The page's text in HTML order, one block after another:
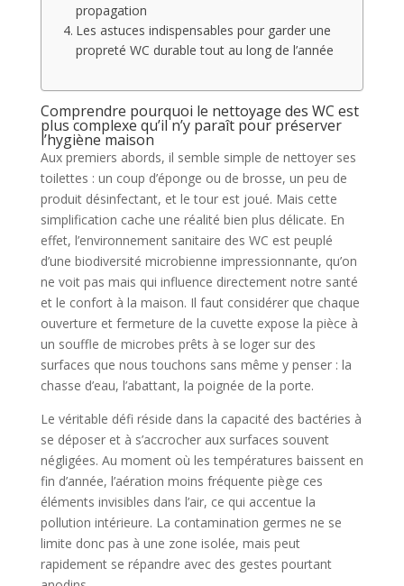
propagation
Les astuces indispensables pour garder une
propreté WC durable tout au long de l’année
Comprendre pourquoi le nettoyage des WC est
plus complexe qu’il n’y paraît pour préserver
l’hygiène maison
Aux premiers abords, il semble simple de nettoyer ses
toilettes : un coup d’éponge ou de brosse, un peu de
produit désinfectant, et le tour est joué. Mais cette
simplification cache une réalité bien plus délicate. En
effet, l’environnement sanitaire des WC est peuplé
d’une biodiversité microbienne impressionnante, qu’on
ne voit pas mais qui influence directement notre santé
et le confort à la maison. Il faut considérer que chaque
ouverture et fermeture de la cuvette expose la pièce à
un souffle de microbes prêts à se loger sur des
surfaces que nous touchons sans même y penser : la
chasse d’eau, l’abattant, la poignée de la porte.
Le véritable défi réside dans la capacité des bactéries à
se déposer et à s’accrocher aux surfaces souvent
négligées. Au moment où les températures baissent en
fin d’année, l’aération moins fréquente piège ces
éléments invisibles dans l’air, ce qui accentue la
pollution intérieure. La contamination germes ne se
limite donc pas à une zone isolée, mais peut
rapidement se répandre avec des gestes pourtant